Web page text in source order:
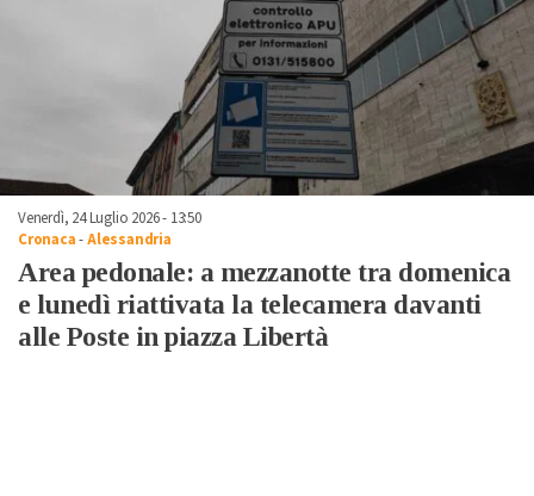
Venerdì, 24 Luglio 2026 - 13:50
Cronaca-Alessandria
Area pedonale: a mezzanotte tra domenica
e lunedì riattivata la telecamera davanti
alle Poste in piazza Libertà